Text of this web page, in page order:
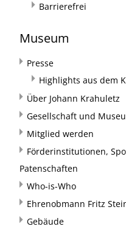
Barrierefrei
Museum
Presse
Highlights aus dem
Über Johann Krahuletz
Gesellschaft und
Mitglied werden
Förderinstitutionen,
Patenschaften
Who-is-Who
Ehrenobmann Fritz
Gebäude